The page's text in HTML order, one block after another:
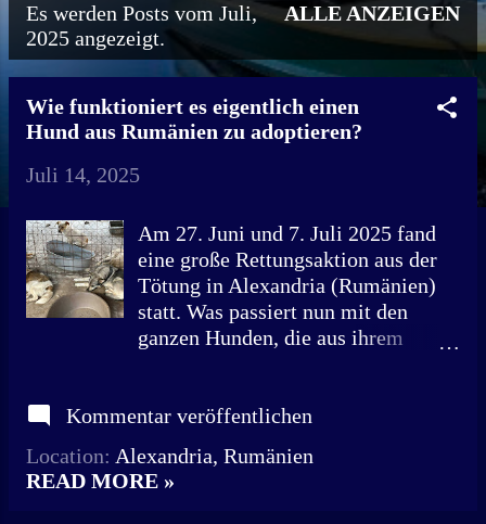
P
o
Es werden Posts vom Juli,
2025 angezeigt.
ALLE ANZEIGEN
Wie funktioniert es eigentlich einen
Hund aus Rumänien zu adoptieren?
Juli 14, 2025
Am 27. Juni und 7. Juli 2025 fand
eine große Rettungsaktion aus der
Tötung in Alexandria (Rumänien)
statt. Was passiert nun mit den
ganzen Hunden, die aus ihrem
Alexandria. Leid, Hunger,
Begleiter dieser Fellnasen. Der
Verein Hund im Glück e.V.
Kommentar veröffentlichen
Location: Alexandria, Rumänien
READ MORE »